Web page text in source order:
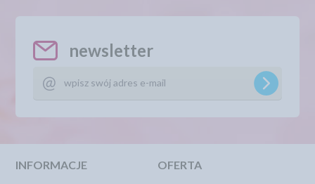
newsletter
INFORMACJE OFERTA